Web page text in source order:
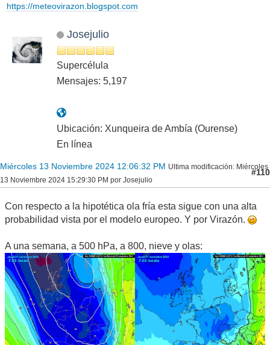
https://meteovirazon.blogspot.com
Josejulio
Supercélula
Mensajes: 5,197
Ubicación: Xunqueira de Ambía (Ourense)
En línea
Miércoles 13 Noviembre 2024 12:06:32 PM Ultima modificación: Miércoles
13 Noviembre 2024 15:29:30 PM por Josejulio
#110
Con respecto a la hipotética ola fría esta sigue con una alta
probabilidad vista por el modelo europeo. Y por Virazón.
A una semana, a 500 hPa, a 800, nieve y olas: